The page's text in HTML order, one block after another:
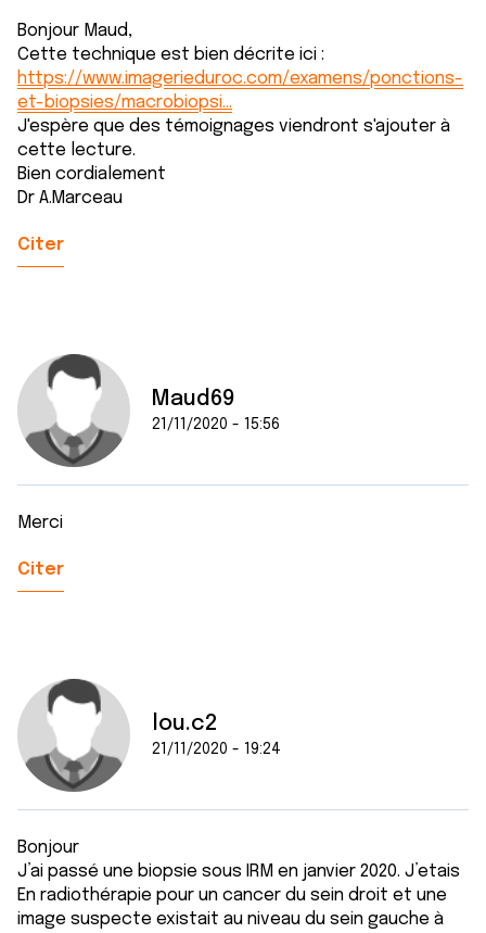
Bonjour Maud,
Cette technique est bien décrite ici :
https://www.imagerieduroc.com/examens/ponctions-
et-biopsies/macrobiopsi…
J'espère que des témoignages viendront s'ajouter à
cette lecture.
Bien cordialement
Dr A.Marceau
Citer
Maud69
21/11/2020 - 15:56
Merci
Citer
lou.c2
21/11/2020 - 19:24
Bonjour
J’ai passé une biopsie sous IRM en janvier 2020. J’etais
En radiothérapie pour un cancer du sein droit et une
image suspecte existait au niveau du sein gauche à